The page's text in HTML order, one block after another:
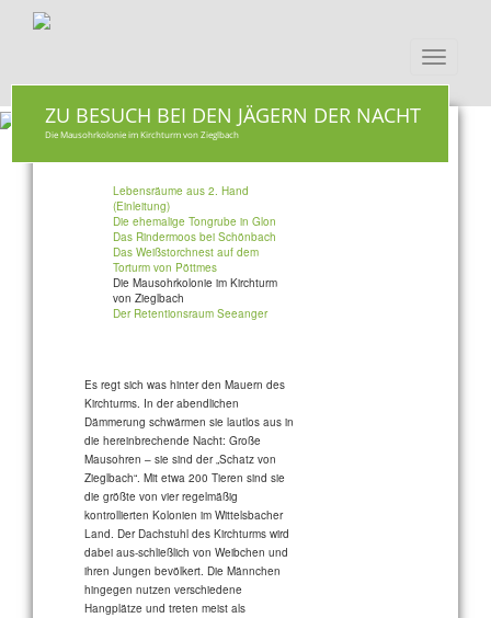
Toggle
ZU BESUCH BEI DEN JÄGERN DER NACHT
Die Mausohrkolonie im Kirchturm von Zieglbach
Lebensräume aus 2. Hand
(Einleitung)
Die ehemalige Tongrube in Glon
Das Rindermoos bei Schönbach
Das Weißstorchnest auf dem
Torturm von Pöttmes
Die Mausohrkolonie im Kirchturm
von Zieglbach
Der Retentionsraum Seeanger
Es regt sich was hinter den Mauern des
Kirchturms. In der abendlichen
Dämmerung schwärmen sie lautlos aus in
die hereinbrechende Nacht: Große
Mausohren – sie sind der „Schatz von
Zieglbach“. Mit etwa 200 Tieren sind sie
die größte von vier regelmäßig
kontrollierten Kolonien im Wittelsbacher
Land. Der Dachstuhl des Kirchturms wird
dabei aus-schließlich von Weibchen und
ihren Jungen bevölkert. Die Männchen
hingegen nutzen verschiedene
Hangplätze und treten meist als